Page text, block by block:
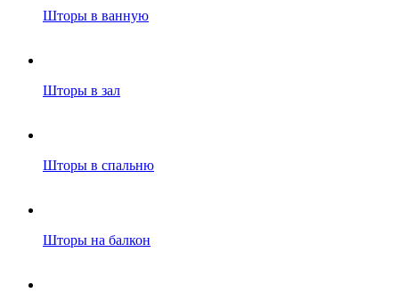
Шторы в ванную
Шторы в зал
Шторы в спальню
Шторы на балкон